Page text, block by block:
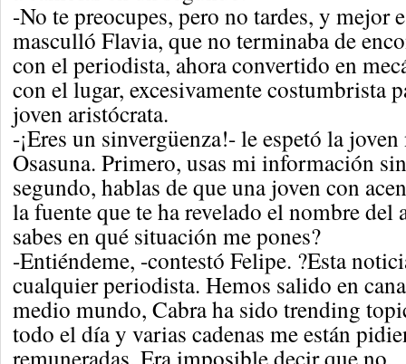
-No te preocupes, pero no tardes, y mejor
masculló Flavia, que no terminaba de
con el periodista, ahora convertido en
con el lugar, excesivamente costumbrista
joven aristócrata.
-¡Eres un sinvergüenza!- le espetó la
Osasuna. Primero, usas mi información
segundo, hablas de que una joven con
la fuente que te ha revelado el nombre del
sabes en qué situación me pones?
-Entiéndeme, -contestó Felipe. ?Esta
cualquier periodista. Hemos salido en
medio mundo, Cabra ha sido trending
todo el día y varias cadenas me están
remuneradas. Era imposible decir que no.